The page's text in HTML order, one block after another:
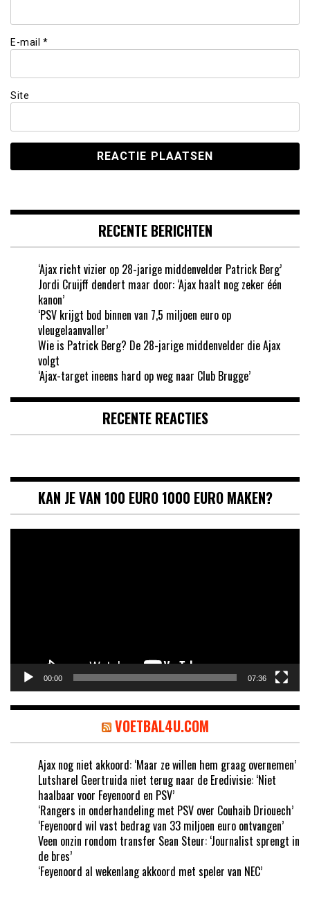
E-mail *
Site
RECENTE BERICHTEN
‘Ajax richt vizier op 28-jarige middenvelder Patrick Berg’
Jordi Cruijff dendert maar door: ‘Ajax haalt nog zeker één
kanon’
‘PSV krijgt bod binnen van 7,5 miljoen euro op
vleugelaanvaller’
Wie is Patrick Berg? De 28-jarige middenvelder die Ajax
volgt
‘Ajax-target ineens hard op weg naar Club Brugge’
RECENTE REACTIES
KAN JE VAN 100 EURO 1000 EURO MAKEN?
00:00 07:36
VOETBAL4U.COM
Ajax nog niet akkoord: ‘Maar ze willen hem graag overnemen’
Lutsharel Geertruida niet terug naar de Eredivisie: ‘Niet
haalbaar voor Feyenoord en PSV’
‘Rangers in onderhandeling met PSV over Couhaib Driouech’
‘Feyenoord wil vast bedrag van 33 miljoen euro ontvangen’
Veen onzin rondom transfer Sean Steur: ‘Journalist sprengt in
de bres’
‘Feyenoord al wekenlang akkoord met speler van NEC’